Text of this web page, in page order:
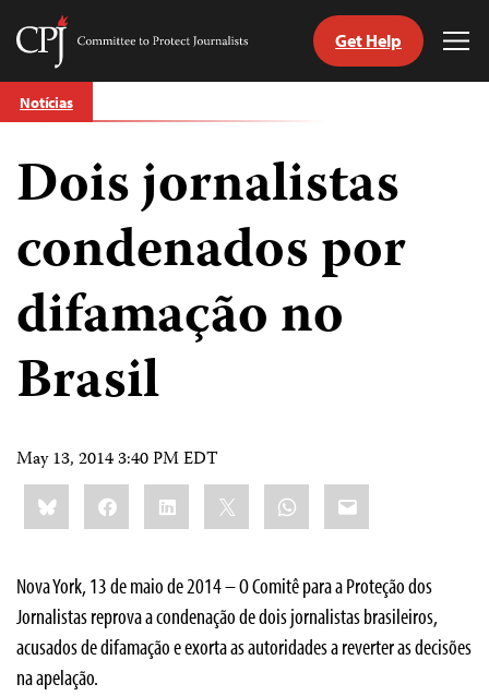
Skip
to
Committee
Journalists
Get Help
Notícias
Dois jornalistas
condenados por
difamação no
Brasil
May 13, 2014 3:40 PM EDT
Share
this:BlueskyFacebookLinkedIn WhatsApp
Email
Nova York, 13 de maio de 2014 – O Comitê para a Proteção dos
Jornalistas reprova a condenação de dois jornalistas brasileiros,
acusados ​​de difamação e exorta as autoridades a reverter as decisões
na apelação.